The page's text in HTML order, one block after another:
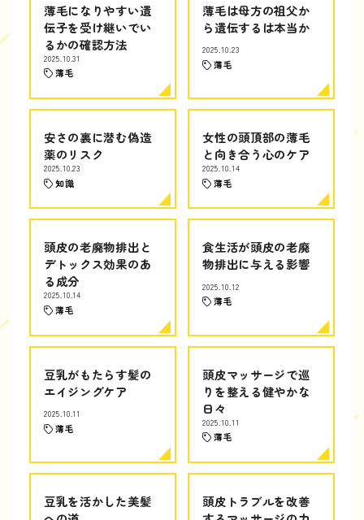
薄毛になりやすい遺
伝子を受け継いでい
るかの確認方法
2025.10.31
薄毛
薄毛は母方の祖父か
ら遺伝するは本当か
2025.10.23
薄毛
安さの裏に潜む偽造
薬のリスク
2025.10.23
知識
女性の頭頂部の薄毛
と向き合う心のケア
2025.10.14
薄毛
頭皮の老廃物排出と
デトックス効果のあ
る成分
2025.10.14
薄毛
食生活が頭皮の老廃
物排出に与える影響
2025.10.12
薄毛
豆乳がもたらす髪の
エイジングケア
2025.10.11
薄毛
頭皮マッサージで巡
りを整える健やかな
日々
2025.10.11
薄毛
豆乳を活かした美髪
頭皮トラブルを改善